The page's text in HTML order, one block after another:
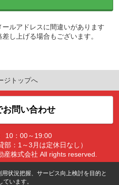
ルアドレスに間違いがあります
し上げる場合もございます。
ジトップへ
お問い合わせ
10：00～19:00
部：1～3月は定休日なし）
産株式会社 All rights reserved.
状況把握、サービス向上検討を目的と
います。